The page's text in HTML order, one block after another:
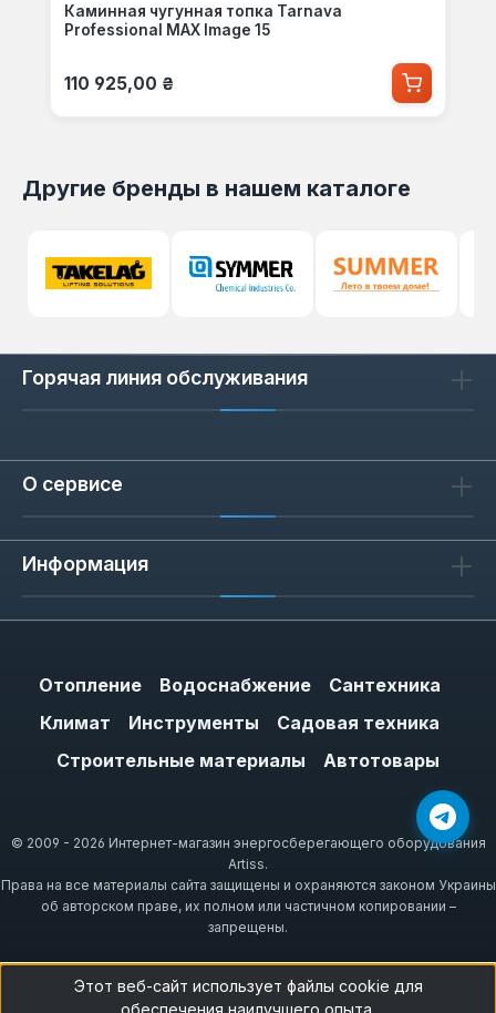
Каминная чугунная топка Tarnava
Professional MAX Image 15
Обычная цена:
110 925,00 ₴
Другие бренды в нашем каталоге
Горячая линия обслуживания
О сервисе
Информация
Отопление Водоснабжение
Сантехника
Климат
Инструменты
Садовая техника
Строительные материалы
Автотовары
© 2009 - 2026 Интернет-магазин энергосберегающего оборудования
Artiss.
Права на все материалы сайта защищены и охраняются законом Украины
об авторском праве, их полном или частичном копировании –
запрещены.
Этот веб-сайт использует файлы cookie для